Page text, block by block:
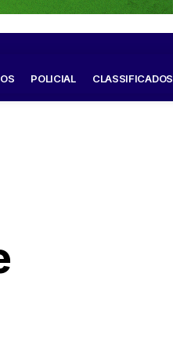
POLICIAL CLASSIFICADOS